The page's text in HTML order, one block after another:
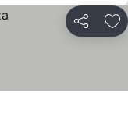
Partilhar